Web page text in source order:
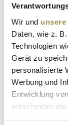
Wir und unsere
Daten, wie z.
Technologien
Gerät zu
personalisierte
Werbung und
Entwicklung
entscheiden